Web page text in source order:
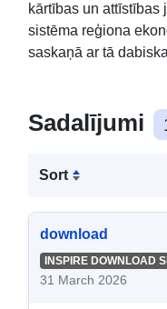
kārtības un
sistēma reģiona
saskaņā ar tā
Sadalījumi
Sort
download
INSPIRE DOWNLOAD
31 March 2026